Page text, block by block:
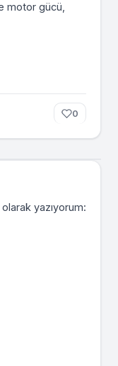
motor gücü,
0
yazıyorum: